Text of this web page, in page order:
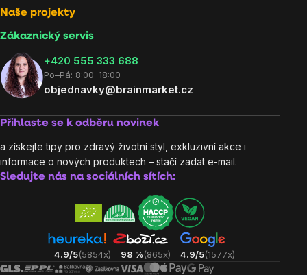
Naše projekty
Zákaznický servis
‭+420 555 333 688
Po–Pá: 8:00–18:00
objednavky@brainmarket.cz
Přihlaste se k odběru novinek
a získejte tipy pro zdravý životní styl, exkluzivní akce i
informace o nových produktech – stačí zadat e-mail.
Sledujte nás na sociálních sítích:
4.9/5(5854x) 98 %(865x) 4.9/5(1577x)